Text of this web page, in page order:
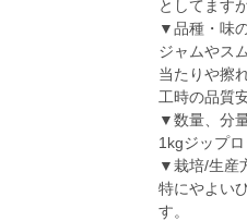
としてます
▼品種・味
ジャムやス
当たりや擦
工時の品質
▼数量、分
1kgジップ
▼栽培/生産
特にやよい
す。